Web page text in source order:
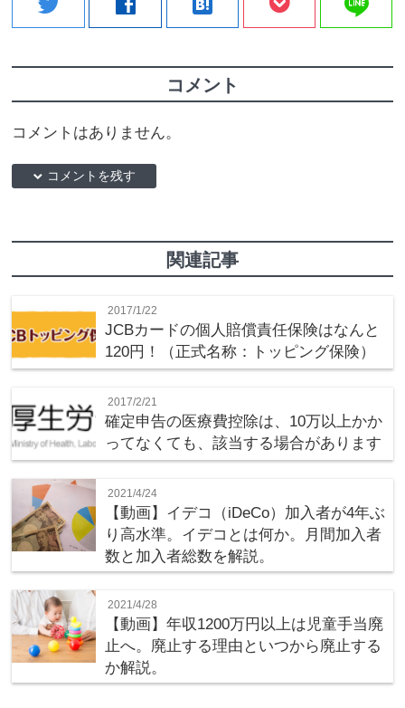
コメント
コメントはありません。
down コメントを残す
関連記事
2017/1/22
JCBカードの個人賠償責任保険はなんと
120円！（正式名称：トッピング保険）
2017/2/21
確定申告の医療費控除は、10万以上かか
ってなくても、該当する場合があります
2021/4/24
【動画】イデコ（iDeCo）加入者が4年ぶ
り高水準。イデコとは何か。月間加入者
数と加入者総数を解説。
2021/4/28
【動画】年収1200万円以上は児童手当廃
止へ。廃止する理由といつから廃止する
か解説。